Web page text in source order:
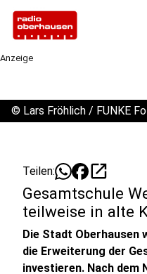
Anzeige
© Lars Fröhlich / FUNKE
Teilen: open_in_new
Gesamtschule
teilweise in alte
Die Stadt Oberhausen
die Erweiterung der
investieren. Nach dem